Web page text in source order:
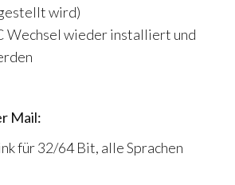
wird)
Wechsel wieder installiert und
Mail:
für 32/64 Bit, alle Sprachen